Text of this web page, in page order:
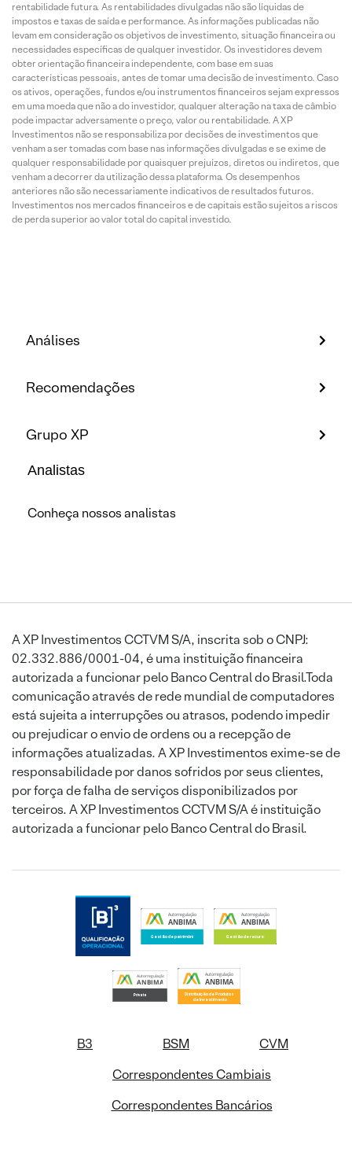
rentabilidade futura. As rentabilidades divulgadas não são líquidas de
impostos e taxas de saída e performance. As informações publicadas não
levam em consideração os objetivos de investimento, situação financeira ou
necessidades específicas de qualquer investidor. Os investidores devem
obter orientação financeira independente, com base em suas
características pessoais, antes de tomar uma decisão de investimento. Caso
os ativos, operações, fundos e/ou instrumentos financeiros sejam expressos
em uma moeda que não a do investidor, qualquer alteração na taxa de câmbio
pode impactar adversamente o preço, valor ou rentabilidade. A XP
Investimentos não se responsabiliza por decisões de investimentos que
venham a ser tomadas com base nas informações divulgadas e se exime de
qualquer responsabilidade por quaisquer prejuízos, diretos ou indiretos, que
venham a decorrer da utilização dessa plataforma. Os desempenhos
anteriores não são necessariamente indicativos de resultados futuros.
Investimentos nos mercados financeiros e de capitais estão sujeitos a riscos
de perda superior ao valor total do capital investido.
Análises
Recomendações
Grupo XP
Analistas
Conheça nossos analistas
A XP Investimentos CCTVM S/A, inscrita sob o CNPJ:
02.332.886/0001-04, é uma instituição financeira
autorizada a funcionar pelo Banco Central do Brasil.Toda
comunicação através de rede mundial de computadores
está sujeita a interrupções ou atrasos, podendo impedir
ou prejudicar o envio de ordens ou a recepção de
informações atualizadas. A XP Investimentos exime-se de
responsabilidade por danos sofridos por seus clientes,
por força de falha de serviços disponibilizados por
terceiros. A XP Investimentos CCTVM S/A é instituição
autorizada a funcionar pelo Banco Central do Brasil.
B3 BSM
CVM
Correspondentes Cambiais
Correspondentes Bancários